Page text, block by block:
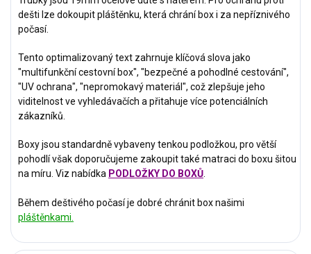
dešti lze dokoupit pláštěnku, která chrání box i za nepříznivého
počasí.
Tento optimalizovaný text zahrnuje klíčová slova jako
"multifunkční cestovní box", "bezpečné a pohodlné cestování",
"UV ochrana", "nepromokavý materiál", což zlepšuje jeho
viditelnost ve vyhledávačích a přitahuje více potenciálních
zákazníků.
Boxy jsou standardně vybaveny tenkou podložkou, pro větší
pohodlí však doporučujeme zakoupit také matraci do boxu šitou
na míru. Viz nabídka PODLOŽKY DO BOXŮ
Během deštivého počasí je dobré chránit box našimi
pláštěnkami.